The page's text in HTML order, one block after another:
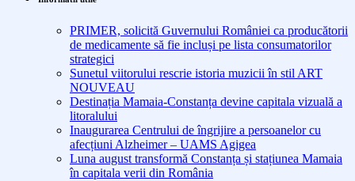
PRIMER, solicită Guvernului României ca producătorii
de medicamente să fie incluși pe lista consumatorilor
strategici
Sunetul viitorului rescrie istoria muzicii în stil ART
NOUVEAU
Destinația Mamaia-Constanța devine capitala vizuală a
litoralului
Inaugurarea Centrului de îngrijire a persoanelor cu
afecțiuni Alzheimer – UAMS Agigea
Luna august transformă Constanța și stațiunea Mamaia
în capitala verii din România